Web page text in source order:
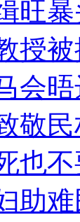
旺
授
会
敬
也
助